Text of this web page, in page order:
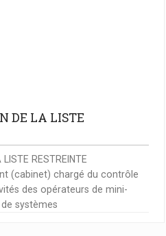
DE LA LISTE
RESTREINTE
(cabinet) chargé du contrôle
des opérateurs de mini-
systèmes